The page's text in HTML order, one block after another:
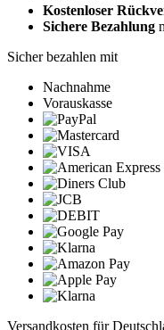
Kostenloser
Sichere Bezahlung
Sicher bezahlen mit
Nachnahme
Vorauskasse
Versandkosten für